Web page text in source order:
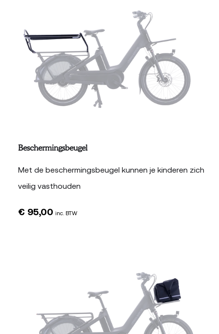
Beschermingsbeugel
Met de beschermingsbeugel kunnen je kinderen zich
veilig vasthouden
€ 95,00 inc. BTW